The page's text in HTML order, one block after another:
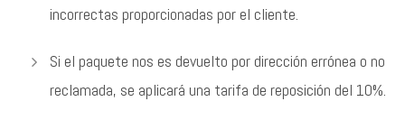
incorrectas proporcionadas por el cliente.
Si el paquete nos es devuelto por dirección errónea o no
reclamada, se aplicará una tarifa de reposición del 10%.